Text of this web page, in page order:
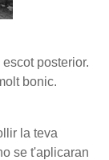
posterior.
bonic.
la teva
se t'aplicaran